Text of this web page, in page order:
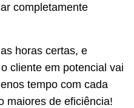
completamente
horas certas, e
cliente em potencial vai
tempo com cada
maiores de eficiência!